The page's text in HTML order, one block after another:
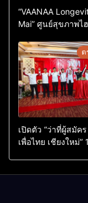
“VAANAA
Mai” ศูนย์สุขภาพไ
ต
เปิดตัว “ว่าที่ผู้สมัค
เพื่อไทย เชียงใหม่”